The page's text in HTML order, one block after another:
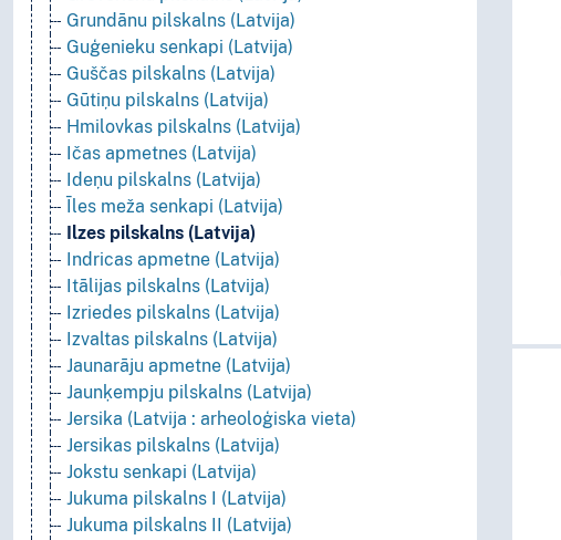
Grundānu pilskalns (Latvija)
Guģenieku senkapi (Latvija)
Guščas pilskalns (Latvija)
Gūtiņu pilskalns (Latvija)
Hmilovkas pilskalns (Latvija)
Ičas apmetnes (Latvija)
Ideņu pilskalns (Latvija)
Īles meža senkapi (Latvija)
Ilzes pilskalns (Latvija)
Indricas apmetne (Latvija)
Itālijas pilskalns (Latvija)
Izriedes pilskalns (Latvija)
Izvaltas pilskalns (Latvija)
Jaunarāju apmetne (Latvija)
Jaunķempju pilskalns (Latvija)
Jersika (Latvija : arheoloģiska vieta)
Jersikas pilskalns (Latvija)
Jokstu senkapi (Latvija)
Jukuma pilskalns I (Latvija)
Jukuma pilskalns II (Latvija)